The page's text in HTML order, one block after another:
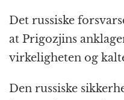
Det russiske
at Prigozjins
virkeligheten og
Den russiske